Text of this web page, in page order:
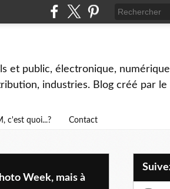
et public, électronique,
industries. Blog créé par le
c'est quoi...? Contact
Week, mais à